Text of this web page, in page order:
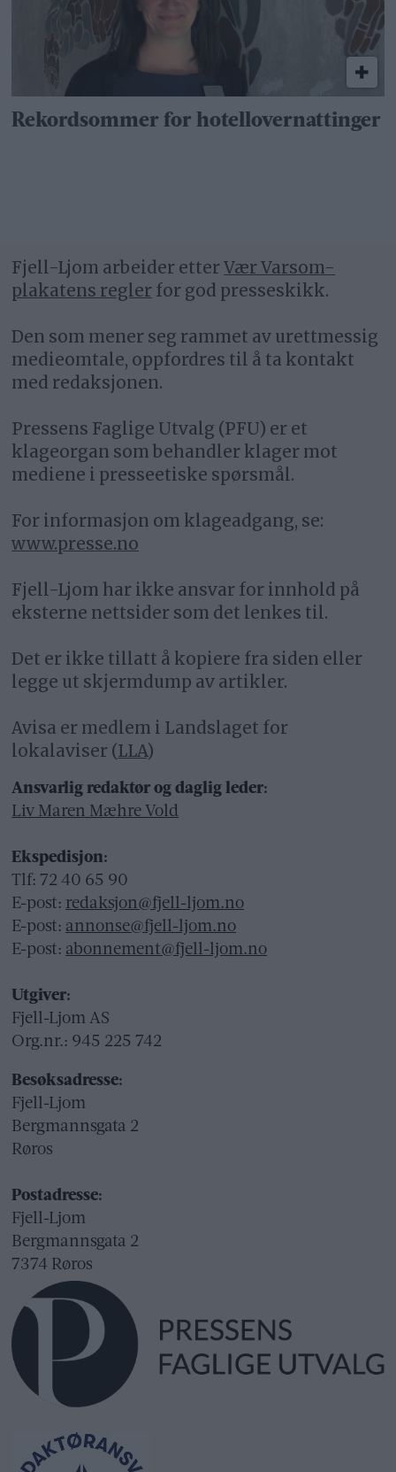
Rekordsommer for hotellovernattinger
Fjell-Ljom arbeider etterVær Varsom-
plakatens regler for god presseskikk.
Den som mener seg rammet av urettmessig
medieomtale, oppfordres til å ta kontakt
med redaksjonen.
Pressens Faglige Utvalg (PFU) er et
klageorgan som behandler klager mot
mediene i presseetiske spørsmål.
For informasjon om klageadgang, se:
www.presse.no
Fjell-Ljom har ikke ansvar for innhold på
eksterne nettsider som det lenkes til.
Det er ikke tillatt å kopiere fra siden eller
legge ut skjermdump av artikler.
Avisa er medlem i Landslaget for
lokalaviser (LLA)
Ansvarlig redaktør og daglig leder:
Liv Maren Mæhre Vold
Ekspedisjon:
Tlf: 72 40 65 90
E-post: redaksjon@fjell-ljom.no
E-post: annonse@fjell-ljom.no
E-post: abonnement@fjell-ljom.no
Utgiver:
Fjell-Ljom AS
Org.nr.: 945 225 742
Besøksadresse:
Fjell-Ljom
Bergmannsgata 2
Røros
Postadresse:
Fjell-Ljom
Bergmannsgata 2
7374 Røros